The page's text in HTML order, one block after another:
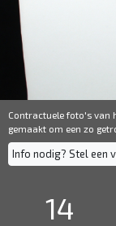
Contractuele foto's van
gemaakt om een ​​zo
Info nodig? Stel een
14